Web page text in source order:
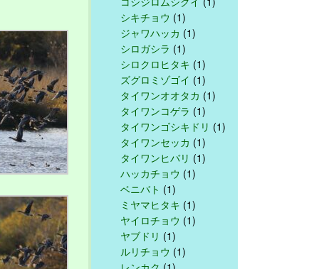
シキチョウ (1)
ジャワハッカ (1)
シロガシラ (1)
シロクロヒタキ (1)
ズグロミゾゴイ (1)
タイワンオオタカ (1)
タイワンコゲラ (1)
タイワンゴシキドリ (1)
タイワンセッカ (1)
タイワンヒバリ (1)
ハッカチョウ (1)
ベニバト (1)
ミヤマヒタキ (1)
ヤイロチョウ (1)
ヤブドリ (1)
ルリチョウ (1)